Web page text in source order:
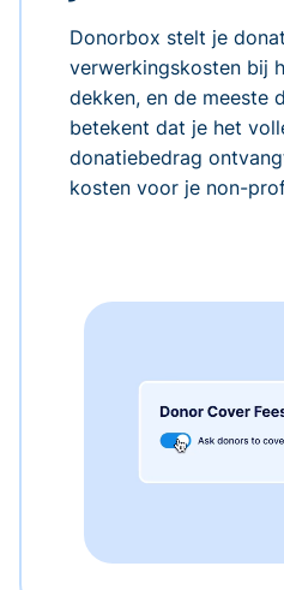
Donorbox stelt je
verwerkingskosten bij
dekken, en de meeste
betekent dat je het
donatiebedrag
kosten voor je non-